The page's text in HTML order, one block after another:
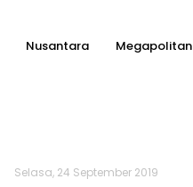
Nusantara Megapolitan
Selasa, 24 September 2019